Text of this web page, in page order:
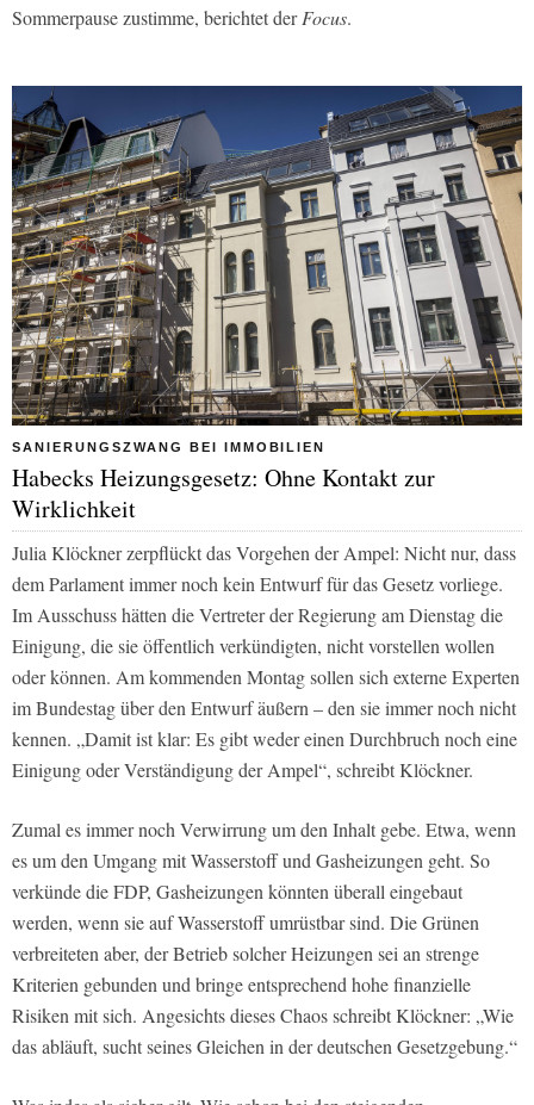
Sommerpause zustimme, berichtet derFocus.
SANIERUNGSZWANG BEI IMMOBILIEN
Habecks Heizungsgesetz: Ohne Kontakt zur
Wirklichkeit
Julia Klöckner zerpflückt das Vorgehen der Ampel: Nicht nur, dass
dem Parlament immer noch kein Entwurf für das Gesetz vorliege.
Im Ausschuss hätten die Vertreter der Regierung am Dienstag die
Einigung, die sie öffentlich verkündigten, nicht vorstellen wollen
oder können. Am kommenden Montag sollen sich externe Experten
im Bundestag über den Entwurf äußern – den sie immer noch nicht
kennen. „Damit ist klar: Es gibt weder einen Durchbruch noch eine
Einigung oder Verständigung der Ampel“, schreibt Klöckner.
Zumal es immer noch Verwirrung um den Inhalt gebe. Etwa, wenn
es um den Umgang mit Wasserstoff und Gasheizungen geht. So
verkünde die FDP, Gasheizungen könnten überall eingebaut
werden, wenn sie auf Wasserstoff umrüstbar sind. Die Grünen
verbreiteten aber, der Betrieb solcher Heizungen sei an strenge
Kriterien gebunden und bringe entsprechend hohe finanzielle
Risiken mit sich. Angesichts dieses Chaos schreibt Klöckner: „Wie
das abläuft, sucht seines Gleichen in der deutschen Gesetzgebung.“